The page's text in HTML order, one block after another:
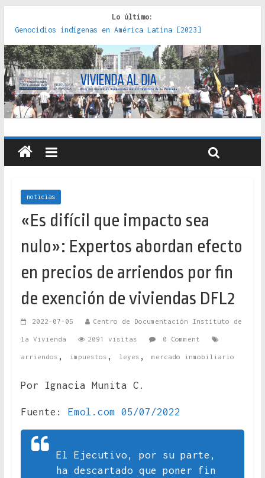
Lo último:
Genocidios indígenas en América Latina [2023]
Estudios sobre la espacialización de los Estados :
políticas, prácticas y representaciones [2022]
Donde el pedernal choca con el acero : hacia una teoría
crítica de las fronteras latinoamericanas [2020]
Criterios técnicos para una vivienda adecuada [2019]
Red de consultorios de la Caja del Seguro Obrero en
Santiago : un patrimonio emblemático [2014]
noticias
«Es difícil que impacto sea
nulo»: Expertos abordan efecto
en precios de arriendos por fin
de exención de viviendas DFL2
2022-07-05 Centro de Documentación Instituto de
la Vivienda 2091 visitas 0 Comment
arriendos , impuestos , leyes , mercado inmobiliario
Por Ignacia Munita C.
Fuente: Emol.com 05/07/2022
El Ejecutivo, por su parte,
ha descartado que poner fin